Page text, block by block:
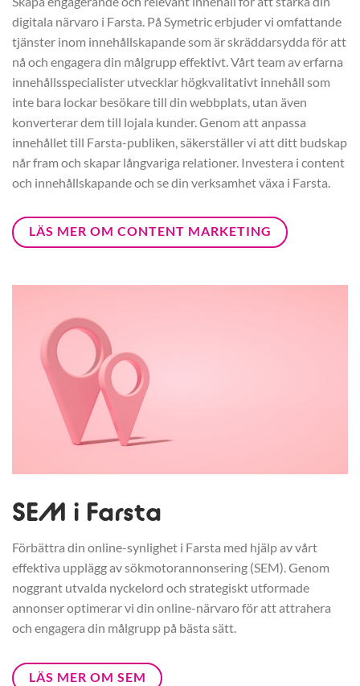
digitala närvaro i Farsta. På Symetric erbjuder vi omfattande
tjänster inom innehållskapande som är skräddarsydda för att
nå och engagera din målgrupp effektivt. Vårt team av erfarna
innehållsspecialister utvecklar högkvalitativt innehåll som
inte bara lockar besökare till din webbplats, utan även
konverterar dem till lojala kunder. Genom att anpassa
innehållet till Farsta-publiken, säkerställer vi att ditt budskap
når fram och skapar långvariga relationer. Investera i content
och innehållskapande och se din verksamhet växa i Farsta.
LÄS MER OM CONTENT MARKETING
SEM i Farsta
Förbättra din online-synlighet i Farsta med hjälp av vårt
effektiva upplägg av sökmotorannonsering (SEM). Genom
noggrant utvalda nyckelord och strategiskt utformade
annonser optimerar vi din online-närvaro för att attrahera
och engagera din målgrupp på bästa sätt.
LÄS MER OM SEM